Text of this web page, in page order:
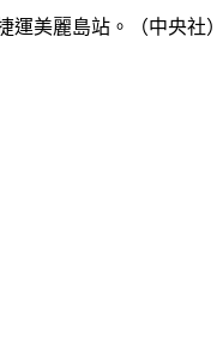
美麗島站。（中央社）